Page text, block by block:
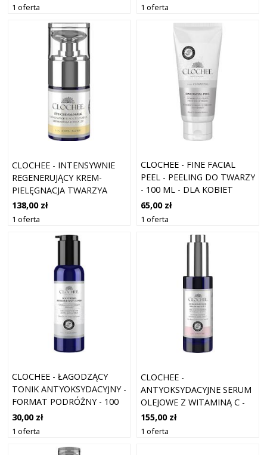
1 oferta 1 oferta
CLOCHEE - INTENSYWNIE
REGENERUJĄCY KREM-
PIELĘGNACJA TWARZYA
POD OCZY - 15 ML - DLA
KOBIET
138,00 zł
1 oferta
CLOCHEE - FINE FACIAL
PEEL - PEELING DO TWARZY
- 100 ML - DLA KOBIET
65,00 zł
1 oferta
CLOCHEE - ŁAGODZĄCY
TONIK ANTYOKSYDACYJNY -
FORMAT PODRÓŻNY - 100
ML - DLA KOBIET
30,00 zł
1 oferta
CLOCHEE -
ANTYOKSYDACYJNE SERUM
OLEJOWE Z WITAMINĄ C -
30 ML - DLA KOBIET
155,00 zł
1 oferta